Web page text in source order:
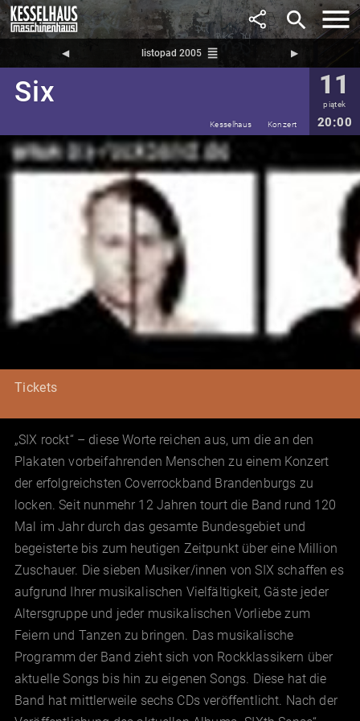
search
◀︎ listopad 2005 reorder ▶︎
Six 11
piątek
20:00
Kesselhaus Konzert
Tickets
„SIX rockt“ – diese Worte reichen aus, um die an den
Plakaten vorbeifahrenden Menschen zu einem Konzert
der erfolgreichsten Coverrockband Brandenburgs zu
locken. Seit nunmehr 12 Jahren tourt die Band rund 120
Mal im Jahr durch das gesamte Bundesgebiet und
begeisterte bis zum heutigen Zeitpunkt über eine Million
Zuschauer. Die sieben Musiker/innen von SIX schaffen es
aufgrund Ihrer musikalischen Vielfältigkeit, Gäste jeder
Altersgruppe und jeder musikalischen Vorliebe zum
Feiern und Tanzen zu bringen. Das musikalische
Programm der Band zieht sich von Rockklassikern über
aktuelle Songs bis hin zu eigenen Songs. Diese hat die
Band hat mittlerweile sechs CDs veröffentlicht. Nach der